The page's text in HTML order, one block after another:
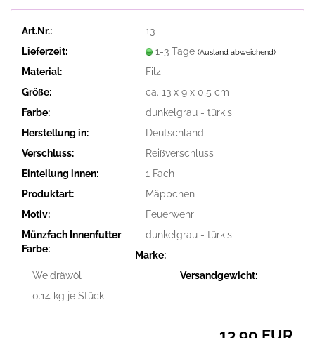
Art.Nr.:
13
Lieferzeit:
1-3 Tage (Ausland abweichend)
Material:
Filz
Größe:
ca. 13 x 9 x 0,5 cm
Farbe:
dunkelgrau - türkis
Herstellung in:
Deutschland
Verschluss:
Reißverschluss
Einteilung innen:
1 Fach
Produktart:
Mäppchen
Motiv:
Feuerwehr
Münzfach Innenfutter
Farbe:
dunkelgrau - türkis
Marke:
Weidräwöl
Versandgewicht:
0.14 kg je Stück